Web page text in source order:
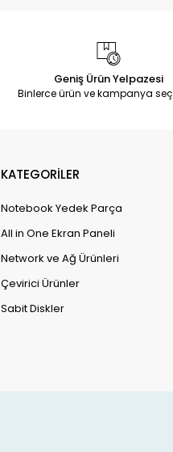
Geniş Ürün Yelpazesi
Binlerce ürün ve kampanya
KATEGORİLER
Notebook Yedek Parça
All in One Ekran Paneli
Network ve Ağ Ürünleri
Çevirici Ürünler
Sabit Diskler